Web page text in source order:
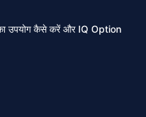
उपयोग कैसे करें और IQ Option